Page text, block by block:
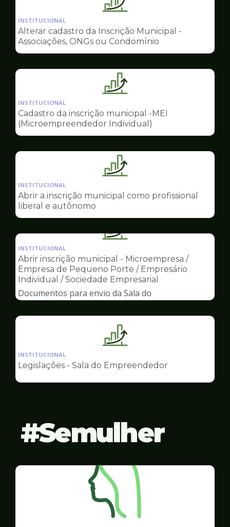
Ilustração
pagina
de
Sala
Empreendedor
INSTITUCIONAL
Alterar cadastro da Inscrição Municipal -
Associações, ONGs ou Condomínio
Ilustração
pagina
de
Sala
Empreendedor
INSTITUCIONAL
Cadastro da inscrição municipal -MEI
(Microempreendedor Individual)
Ilustração
pagina
Sala
Empreendedor
INSTITUCIONAL
Abrir a inscrição municipal como profissional
liberal e autônomo
Ilustração
pagina
de
Sala
do
Empreendedor
INSTITUCIONAL
Abrir inscrição municipal - Microempresa /
Empresa de Pequeno Porte / Empresário
Individual / Sociedade Empresarial
Documentos para envio da Sala do
Ilustração
pagina
Sala
INSTITUCIONAL
Legislações - Sala do Empreendedor
Semulher